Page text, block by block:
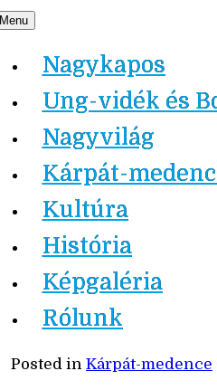
Skip
content
Nagykapos.ma
Nagykapos
Ung-vidék és
Nagyvilág
Kárpát-
Kultúra
História
Képgaléria
Rólunk
Posted in Kárpát-medence